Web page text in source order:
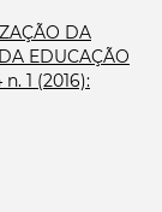
DA
EDUCAÇÃO
1 (2016):